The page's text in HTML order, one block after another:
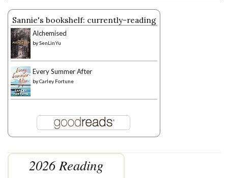
Sannie's bookshelf: currently-reading
Alchemised
bySenLinYu
Every Summer After
byCarley Fortune
2026 Reading